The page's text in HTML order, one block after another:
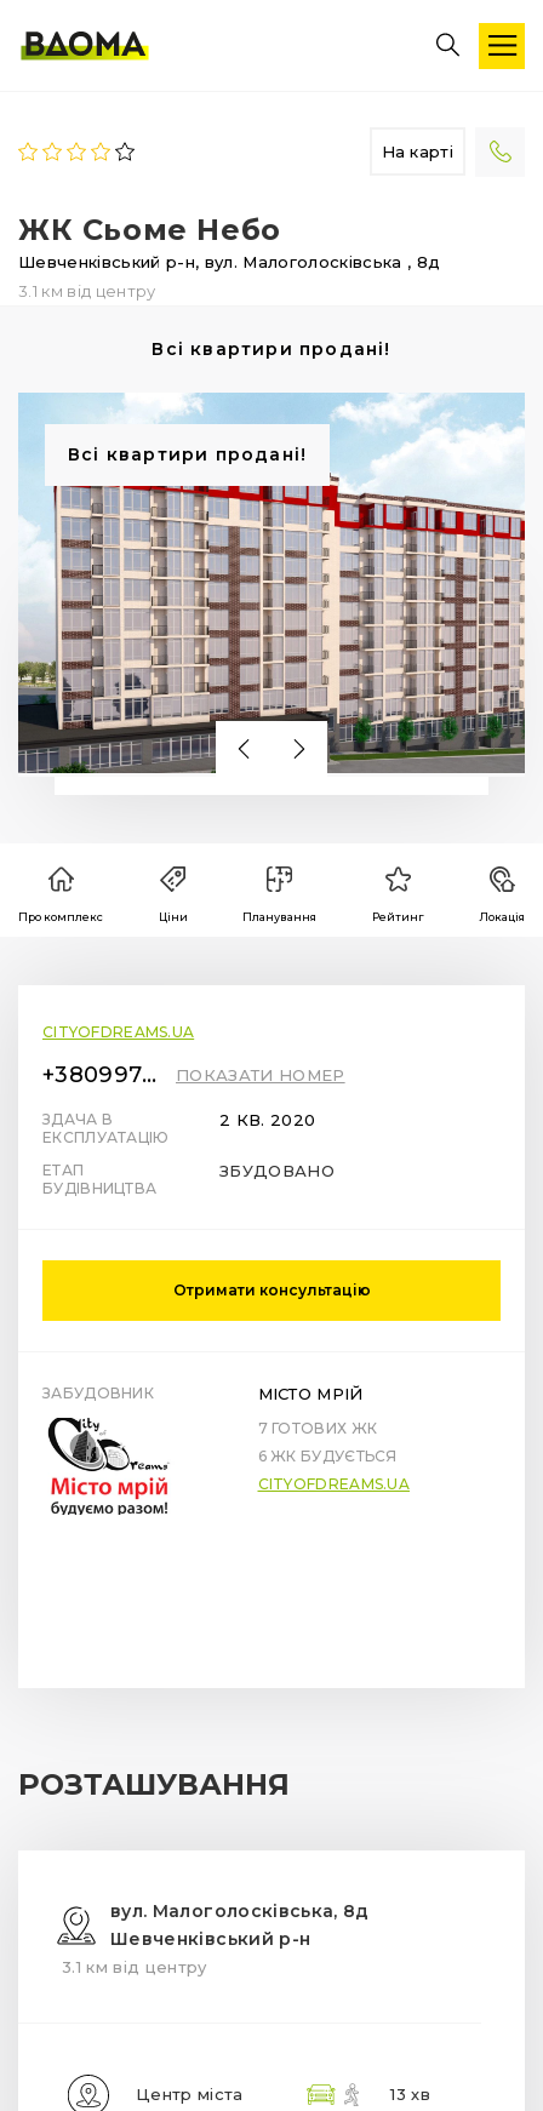
На карті
ЖК Сьоме Небо
Шевченківський р-н, вул. Малоголосківська , 8д
3.1 км від центру
Всі квартири продані!
Всі квартири продані!
Про комплекс Ціни Планування Рейтинг Локація
CITYOFDREAMS.UA
+380997878287 ПОКАЗАТИ НОМЕР
ЗДАЧА В
ЕКСПЛУАТАЦІЮ
2 КВ. 2020
ЕТАП
БУДІВНИЦТВА
ЗБУДОВАНО
Отримати консультацію
ЗАБУДОВНИК МІСТО МРІЙ
7 ГОТОВИХ ЖК
6 ЖК БУДУЄТЬСЯ
CITYOFDREAMS.UA
РОЗТАШУВАННЯ
вул. Малоголосківська, 8д
Шевченківський р-н
3.1 км від центру
Центр міста 13 хв